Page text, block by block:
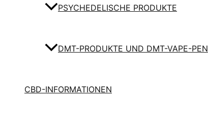
PSYCHEDELISCHE PRODUKTE
DMT-PRODUKTE UND DMT-VAPE-PEN
CBD-INFORMATIONEN